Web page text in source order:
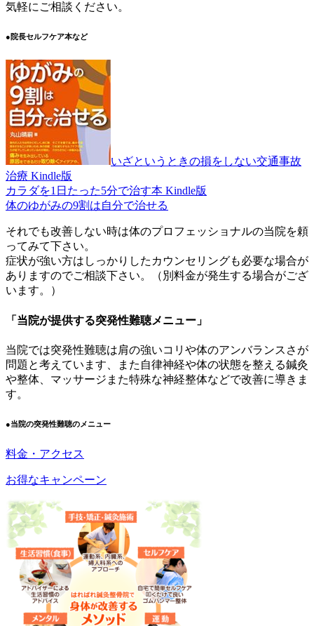
気軽にご相談ください。
●院長セルフケア本など
いざというときの損をしない交通事故
治療 Kindle版
カラダを1日たった5分で治す本 Kindle版
体のゆがみの9割は自分で治せる
それでも改善しない時は体のプロフェッショナルの当院を頼
ってみて下さい。
症状が強い方はしっかりしたカウンセリングも必要な場合が
ありますのでご相談下さい。（別料金が発生する場合がござ
います。）
「当院が提供する突発性難聴メニュー」
当院では突発性難聴は肩の強いコリや体のアンバランスさが
問題と考えています、また自律神経や体の状態を整える鍼灸
や整体、マッサージまた特殊な神経整体などで改善に導きま
す。
●当院の突発性難聴のメニュー
料金・アクセス
お得なキャンペーン